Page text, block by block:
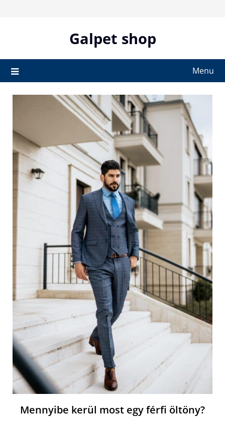
Galpet shop
Menu
Mennyibe kerül most egy férfi öltöny?